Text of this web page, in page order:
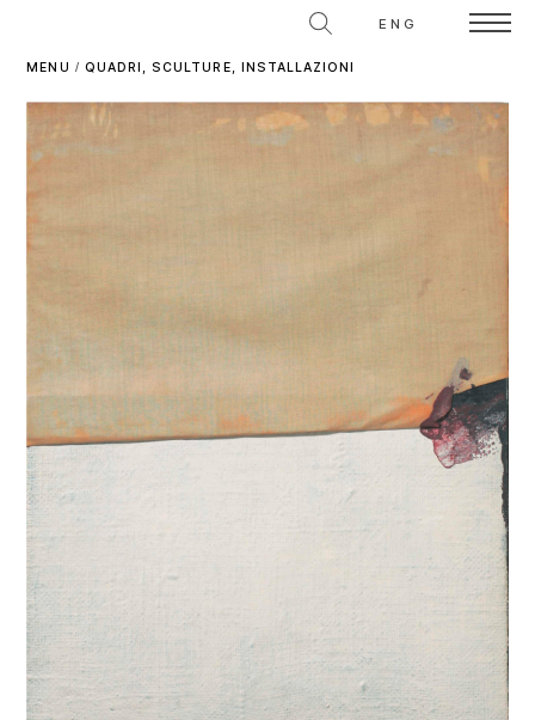
ENG
MENU / QUADRI, SCULTURE, INSTALLAZIONI